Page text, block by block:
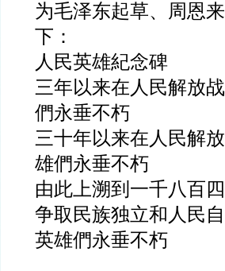
为毛泽东起草、周恩
下：
人民英雄紀念碑
三年以来在人民解放
們永垂不朽
三十年以来在人民解
雄們永垂不朽
由此上溯到一千八百
争取民族独立和人民
英雄們永垂不朽